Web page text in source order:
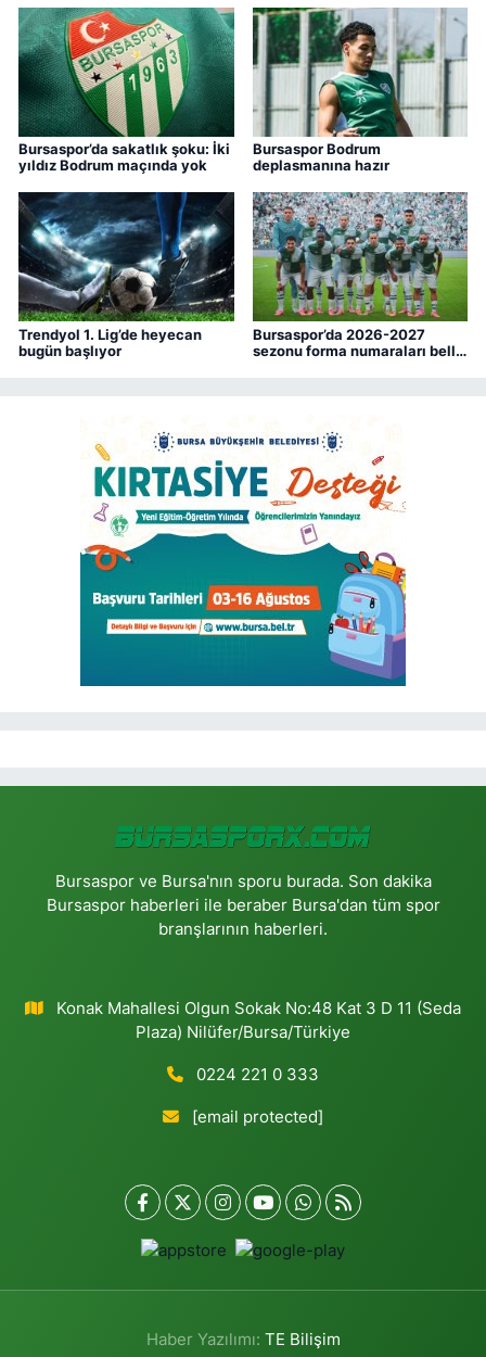
Bursaspor’da sakatlık şoku: İki
yıldız Bodrum maçında yok
Bursaspor Bodrum
deplasmanına hazır
Trendyol 1. Lig’de heyecan
bugün başlıyor
Bursaspor’da 2026-2027
sezonu forma numaraları belli
Bursaspor ve Bursa'nın sporu burada. Son dakika
Bursaspor haberleri ile beraber Bursa'dan tüm spor
branşlarının haberleri.
Konak Mahallesi Olgun Sokak No:48 Kat 3 D 11 (Seda
Plaza) Nilüfer/Bursa/Türkiye
0224 221 0 333
[email protected]
Haber Yazılımı: TE Bilişim